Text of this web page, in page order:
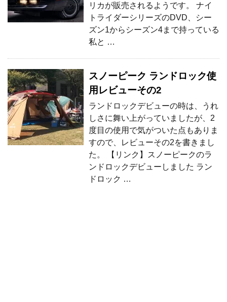
リカが販売されるようです。 ナイ
トライダーシリーズのDVD、シー
ズン1からシーズン4まで持っている
私と …
スノーピーク ランドロック使
用レビューその2
ランドロックデビューの時は、うれ
しさに舞い上がっていましたが、2
度目の使用で気がついた点もありま
すので、レビューその2を書きまし
た。 【リンク】スノーピークのラ
ンドロックデビューしました ラン
ドロック …